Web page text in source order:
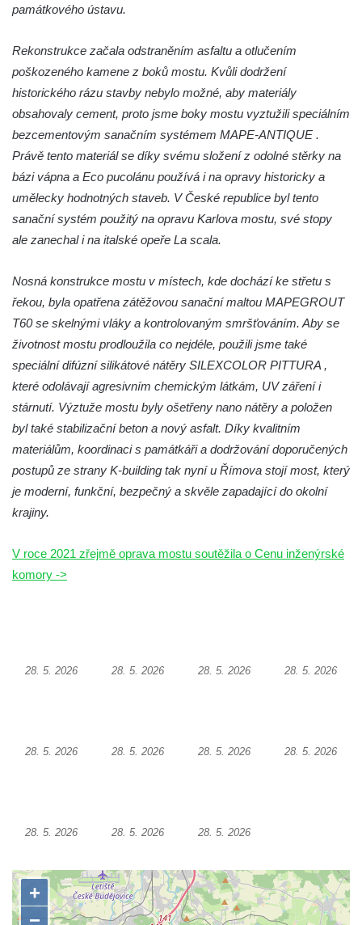
památkového ústavu.
Rekonstrukce začala odstraněním asfaltu a otlučením
poškozeného kamene z boků mostu. Kvůli dodržení
historického rázu stavby nebylo možné, aby materiály
obsahovaly cement, proto jsme boky mostu vyztužili speciálním
bezcementovým sanačním systémem MAPE-ANTIQUE .
Právě tento materiál se díky svému složení z odolné stěrky na
bázi vápna a Eco pucolánu používá i na opravy historicky a
umělecky hodnotných staveb. V České republice byl tento
sanační systém použitý na opravu Karlova mostu, své stopy
ale zanechal i na italské opeře La scala.
Nosná konstrukce mostu v místech, kde dochází ke střetu s
řekou, byla opatřena zátěžovou sanační maltou MAPEGROUT
T60 se skelnými vláky a kontrolovaným smršťováním. Aby se
životnost mostu prodloužila co nejdéle, použili jsme také
speciální difúzní silikátové nátěry SILEXCOLOR PITTURA ,
které odolávají agresivním chemickým látkám, UV záření i
stárnutí. Výztuže mostu byly ošetřeny nano nátěry a položen
byl také stabilizační beton a nový asfalt. Díky kvalitním
materiálům, koordinaci s památkáři a dodržování doporučených
postupů ze strany K-building tak nyní u Římova stojí most, který
je moderní, funkční, bezpečný a skvěle zapadající do okolní
krajiny.
V roce 2021 zřejmě oprava mostu soutěžila o Cenu inženýrské
komory ->
28. 5. 2026 28. 5. 2026 28. 5. 2026 28. 5. 2026
28. 5. 2026 28. 5. 2026 28. 5. 2026 28. 5. 2026
28. 5. 2026 28. 5. 2026 28. 5. 2026